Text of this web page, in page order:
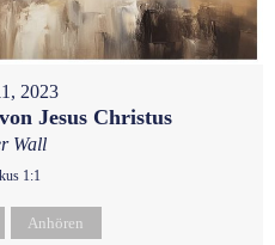
2023
Jesus Christus
Wall
1:1
Anhören